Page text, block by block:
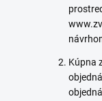
Kúpna